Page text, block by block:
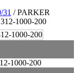
31 / PARKER
1000-200